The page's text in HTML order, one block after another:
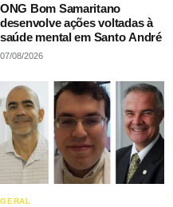
ONG Bom Samaritano
desenvolve ações voltadas à
saúde mental em Santo André
07/08/2026
GERAL